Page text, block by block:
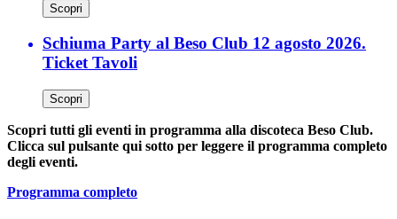
Scopri
Schiuma Party al Beso Club 12 agosto 2026.
Ticket Tavoli
Scopri
Scopri tutti gli eventi in programma alla discoteca Beso Club.
Clicca sul pulsante qui sotto per leggere il programma completo
degli eventi.
Programma completo